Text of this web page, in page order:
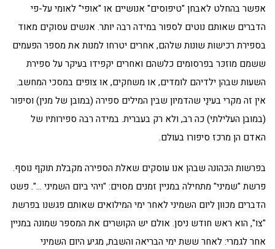
אפשר בהחלט לאבחן "טיפוסים" אנושיים או "אופי" לאומי על-פי
הדברים שאותם נוטים לספור במידה רבה יותר. אנשים עסוקים מאוד
בספירת רכישות שונות שלהם, אחרים יטרחו למנות את מספר הפעמים
ששמם מוזכּר בפרסומים כלשהם ואחרים יקפידו בעיקר על ספירת
השעות שבהן ילדיהם לומדים, או משחקים, או צופים במסכי המחשב.
אין זה מקרי בעינַי שהדמיון שבין המילים ספירה (במובן של מנין) וסיפור
(במובן העלילתי) כה רב, ולא רק בעברית. במידה רבה ספירותיו של
האדם הן מרכז סיפורו בעולם.
בפרשות הכהונה שבהן אנו עוסקים שאלת הספירה מקבלת תוקף נוסף.
פרשת "שמיני" מתחילה במניין זמנים מסוים: "ויהי ביום השמיני …". פשט
הדברים מכוון ליום השמיני לאחר ימי המילואים שאותם פגשנו בפרשת
"צו", הוא ראש חודש ניסן. אולם יש הקושרים את המספר שמונה במניין
אחר לגמרי: לאחר ששת ימי הבריאה והשבת, מגיע היום השמיני